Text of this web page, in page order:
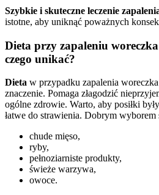
Szybkie i skuteczne leczenie
istotne, aby uniknąć poważnych
Dieta przy zapaleniu woreczka
czego unikać?
Dieta w przypadku zapalenia
znaczenie. Pomaga złagodzić
ogólne zdrowie. Warto, aby posiłki
łatwe do strawienia. Dobrym wyborem
chude mięso,
ryby,
pełnoziarniste produkty,
świeże warzywa,
owoce.